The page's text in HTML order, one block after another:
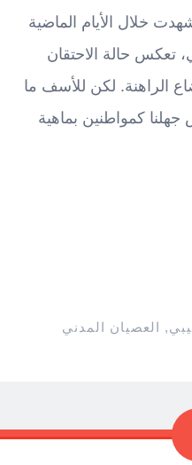
خلال الأيام الماضية
تعكس حالة الاحتقان
الراهنة. لكن للأسف ما
كمواطنين بماهية
, العصيان المدني